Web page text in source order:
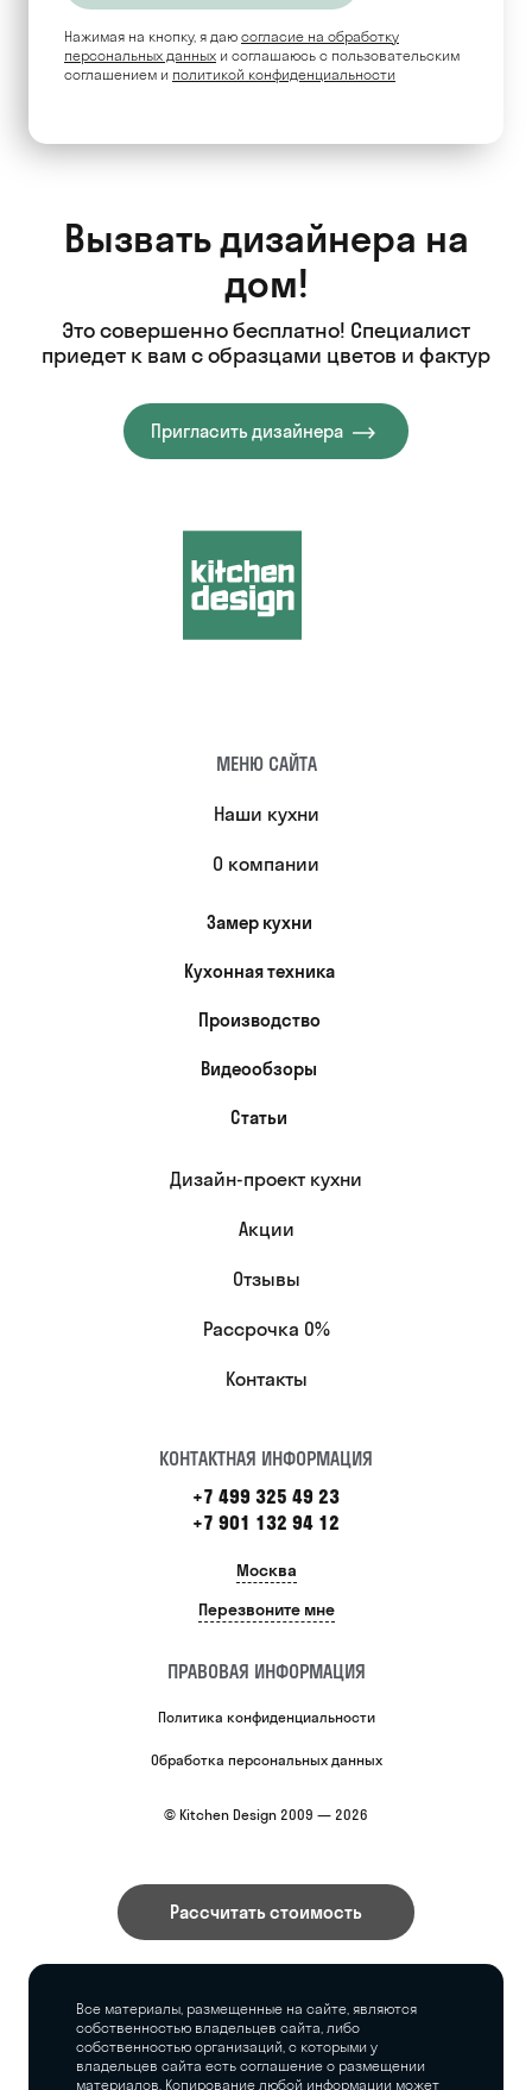
Нажимая на кнопку, я даю согласие на обработку
персональных данных и соглашаюсь c пользовательским
соглашением и политикой конфиденциальности
Вызвать дизайнера на
дом!
Это совершенно бесплатно! Специалист
приедет к вам с образцами цветов и фактур
Пригласить дизайнера
МЕНЮ САЙТА
Наши кухни
О компании
Замер кухни
Кухонная техника
Производство
Видеообзоры
Статьи
Дизайн-проект кухни
Акции
Отзывы
Рассрочка 0%
Контакты
КОНТАКТНАЯ ИНФОРМАЦИЯ
+7 499 325 49 23
+7 901 132 94 12
Москва
Перезвоните мне
ПРАВОВАЯ ИНФОРМАЦИЯ
Политика конфиденциальности
Обработка персональных данных
© Kitchen Design 2009 — 2026
Рассчитать стоимость
Все материалы, размещенные на сайте, являются
собственностью владельцев сайта, либо
собственностью организаций, с которыми у
владельцев сайта есть соглашение о размещении
материалов. Копирование любой информации может